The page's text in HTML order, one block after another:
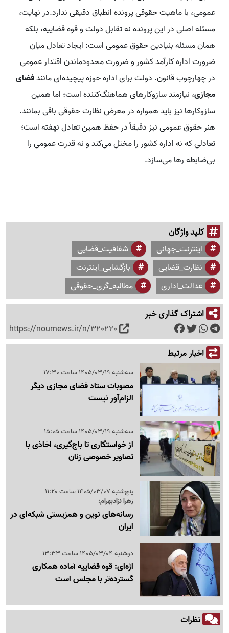
عمومی، با ماهیت حقوقی پرونده انطباق دقیقی ندارد.در نهایت،
مسئله اصلی در این پرونده نه تقابل دولت و قوه قضاییه، بلکه
همان مسئله بنیادین حقوق عمومی است: ایجاد تعادل میان
ضرورت اداره کارآمد کشور و ضرورت محدودماندن اقتدار عمومی
در چهارچوب قانون. دولت برای اداره حوزه پیچیده‌ای مانندفضای
مجازی، نیازمند سازوکار‌های هماهنگ‌کننده است؛ اما همین
سازوکار‌ها نیز باید همواره در معرض نظارت حقوقی باقی بمانند.
هنر حقوق عمومی نیز دقیقاً در حفظ همین تعادل نهفته است؛
تعادلی که نه اداره کشور را مختل می‌کند و نه قدرت عمومی را
بی‌ضابطه رها می‌سازد.
کلید واژگان
اینترنت_جهانی
شفافیت_قضایی
نظارت_قضایی
بازگشایی_اینترنت
عدالت_اداری
مطالبه_گری_حقوقی
اشتراک گذاری خبر
https://nournews.ir/n/320220
اخبار مرتبط
سه‌شنبه 1405/03/19 ساعت 17:30
مصوبات ستاد فضای مجازی دیگر
الزام‌آور نیست
سه‌شنبه 1405/03/19 ساعت 15:05
از خواستگاری تا باج‌گیری، اخاذی با
تصاویر خصوصی زنان
پنج‌شنبه 1405/03/07 ساعت 11:20
زهرا نژادبهرام:
رسانه‌های نوین و همزیستی شبکه‌ای در
ایران
دوشنبه 1405/03/04 ساعت 13:33
اژه‌ای: قوه قضاییه آماده همکاری
گسترده‌تر با مجلس است
نظرات